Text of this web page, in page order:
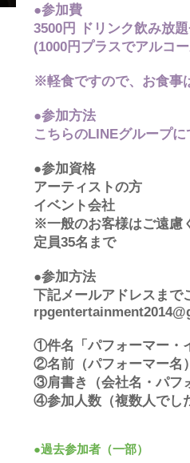
●参加費
3500円 ドリンク飲み放
(1000円プラスでアルコ
※軽食ですので、お食事
●参加方法
こちらのLINEグループに
●参加資格
アーティストの方
イベント会社
※一般のお客様はご遠慮
定員35名まで
●参加方法
下記メールアドレスまで
​①件名「パフォーマー・
②名前（パフォーマー名）
③肩書き（会社名・パフ
④参加人数（複数人でし
●過去参加者（一部）